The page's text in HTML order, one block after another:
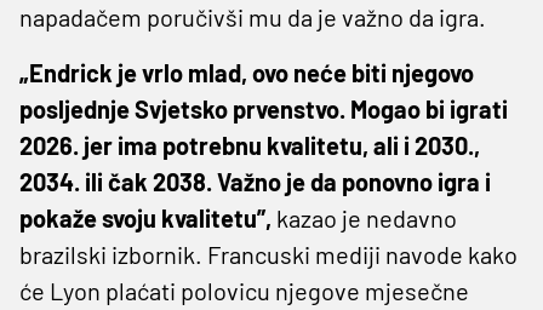
napadačem poručivši mu da je važno da igra.
„Endrick je vrlo mlad, ovo neće biti njegovo
posljednje Svjetsko prvenstvo. Mogao bi igrati
2026. jer ima potrebnu kvalitetu, ali i 2030.,
2034. ili čak 2038. Važno je da ponovno igra i
pokaže svoju kvalitetu”, kazao je nedavno
brazilski izbornik. Francuski mediji navode kako
će Lyon plaćati polovicu njegove mjesečne